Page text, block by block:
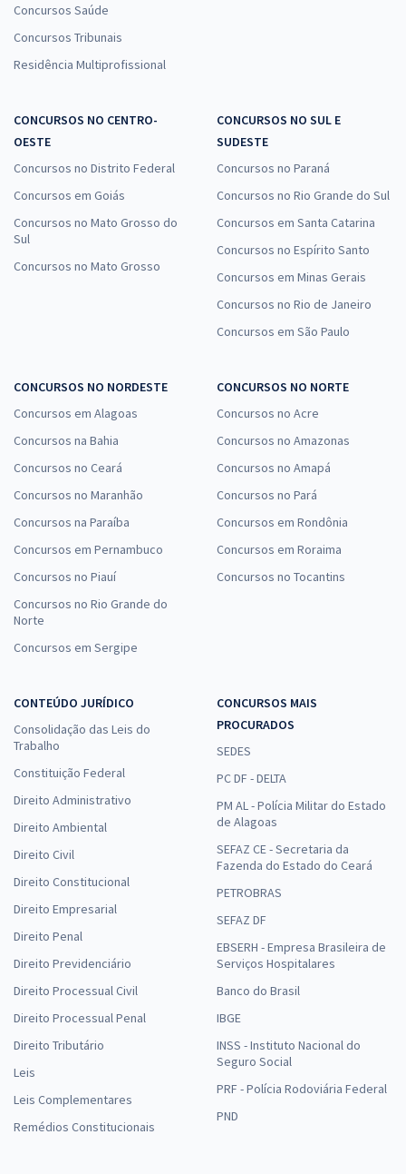
Concursos Saúde
Concursos Tribunais
Residência Multiprofissional
CONCURSOS NO CENTRO-
OESTE
Concursos no Distrito Federal
Concursos em Goiás
Concursos no Mato Grosso do
Sul
Concursos no Mato Grosso
CONCURSOS NO SUL E
SUDESTE
Concursos no Paraná
Concursos no Rio Grande do Sul
Concursos em Santa Catarina
Concursos no Espírito Santo
Concursos em Minas Gerais
Concursos no Rio de Janeiro
Concursos em São Paulo
CONCURSOS NO NORDESTE
Concursos em Alagoas
Concursos na Bahia
Concursos no Ceará
Concursos no Maranhão
Concursos na Paraíba
Concursos em Pernambuco
Concursos no Piauí
Concursos no Rio Grande do
Norte
Concursos em Sergipe
CONCURSOS NO NORTE
Concursos no Acre
Concursos no Amazonas
Concursos no Amapá
Concursos no Pará
Concursos em Rondônia
Concursos em Roraima
Concursos no Tocantins
CONTEÚDO JURÍDICO
Consolidação das Leis do
Trabalho
Constituição Federal
Direito Administrativo
Direito Ambiental
Direito Civil
Direito Constitucional
Direito Empresarial
Direito Penal
Direito Previdenciário
Direito Processual Civil
Direito Processual Penal
Direito Tributário
Leis
Leis Complementares
Remédios Constitucionais
CONCURSOS MAIS
PROCURADOS
SEDES
PC DF - DELTA
PM AL - Polícia Militar do Estado
de Alagoas
SEFAZ CE - Secretaria da
Fazenda do Estado do Ceará
PETROBRAS
SEFAZ DF
EBSERH - Empresa Brasileira de
Serviços Hospitalares
Banco do Brasil
IBGE
INSS - Instituto Nacional do
Seguro Social
PRF - Polícia Rodoviária Federal
PND